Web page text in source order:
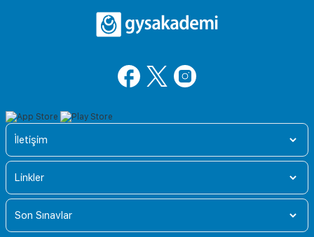
İletişim
Linkler
Son Sınavlar